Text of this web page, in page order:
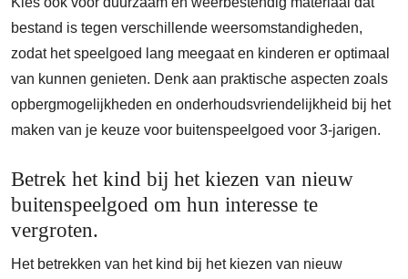
bestand is tegen verschillende weersomstandigheden,
zodat het speelgoed lang meegaat en kinderen er optimaal
van kunnen genieten. Denk aan praktische aspecten zoals
opbergmogelijkheden en onderhoudsvriendelijkheid bij het
maken van je keuze voor buitenspeelgoed voor 3-jarigen.
Betrek het kind bij het kiezen van nieuw
buitenspeelgoed om hun interesse te
vergroten.
Het betrekken van het kind bij het kiezen van nieuw